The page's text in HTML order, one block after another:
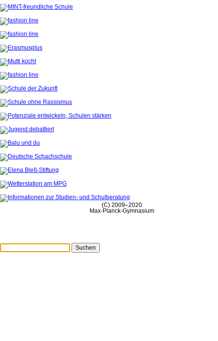
(C) 2009–2020
Max-Planck-Gymnasium
Suchen